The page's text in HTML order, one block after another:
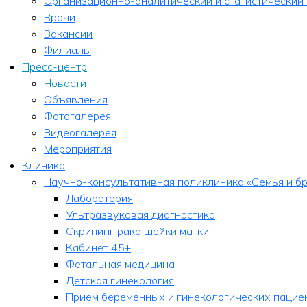
Врачи
Вакансии
Филиалы
Пресс-центр
Новости
Объявления
Фотогалерея
Видеогалерея
Мероприятия
Клиника
Научно-консультативная поликлиника «Семья и
Лаборатория
Ультразвуковая диагностика
Скрининг рака шейки матки
Кабинет 45+
Фетальная медицина
Детская гинекология
Прием беременных и гинекологических